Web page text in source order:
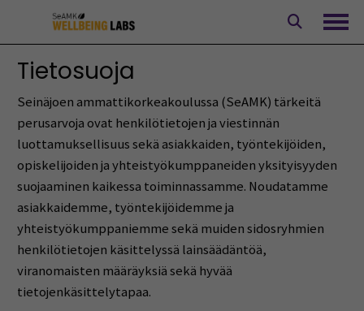
Tietosuoja
Seinäjoen ammattikorkeakoulussa (SeAMK) tärkeitä
perusarvoja ovat henkilötietojen ja viestinnän
luottamuksellisuus sekä asiakkaiden, työntekijöiden,
opiskelijoiden ja yhteistyökumppaneiden yksityisyyden
suojaaminen kaikessa toiminnassamme. Noudatamme
asiakkaidemme, työntekijöidemme ja
yhteistyökumppaniemme sekä muiden sidosryhmien
henkilötietojen käsittelyssä lainsäädäntöä,
viranomaisten määräyksiä sekä hyvää
tietojenkäsittelytapaa.